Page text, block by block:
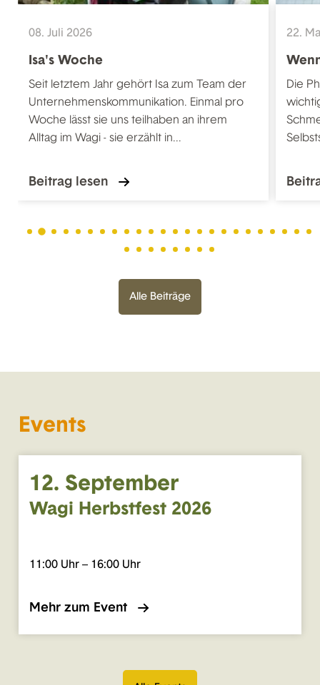
08. Juli 2026
Isa's Woche
Seit letztem Jahr gehört Isa zum Team der
Unternehmenskommunikation. Einmal pro
Woche lässt sie uns teilhaben an ihrem
Alltag im Wagi - sie erzählt in...
Beitrag lesen
22.
Die
Alle Beiträge
Events
12. September
Wagi Herbstfest 2026
11:00 Uhr – 16:00 Uhr
Mehr zum Event